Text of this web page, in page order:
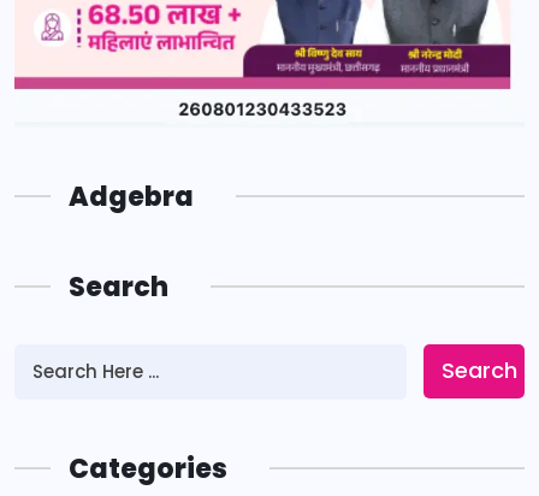
Adgebra
Search
Search
Categories